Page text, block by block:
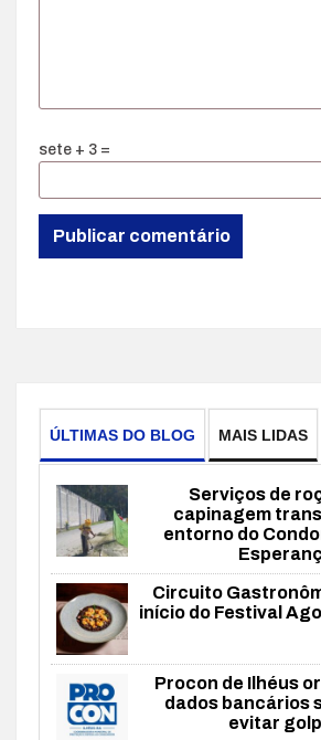
sete + 3 =
ÚLTIMAS DO BLOG MAIS LIDAS
Serviços de
capinagem
entorno do
Circuito
início do Festival
Procon de Ilhéus
dados bancários
evitar